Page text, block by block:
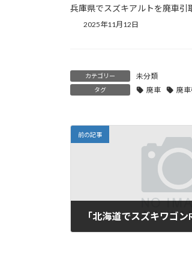
兵庫県でスズキアルトを廃車引
2025年11月12日
カテゴリー 未分類
タグ 廃車 廃
前の記事